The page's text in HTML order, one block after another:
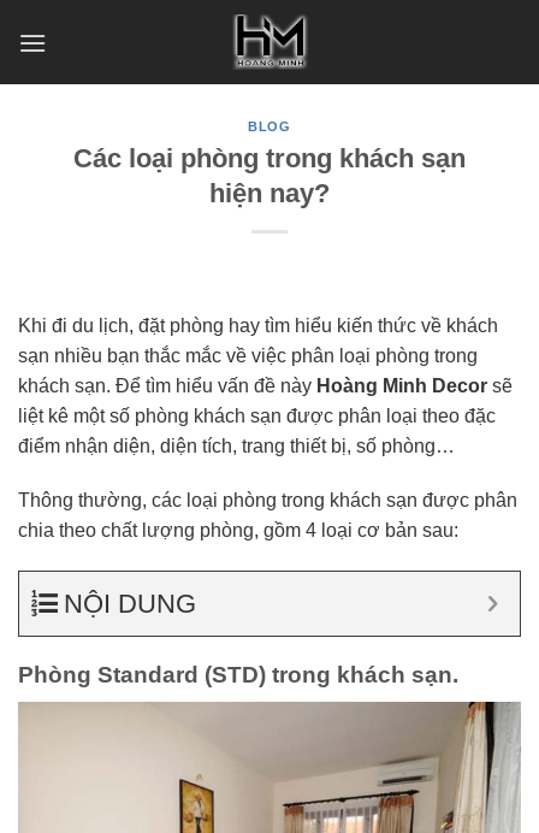
BLOG
Các loại phòng trong khách sạn
hiện nay?
Khi đi du lịch, đặt phòng hay tìm hiểu kiến thức về khách
sạn nhiều bạn thắc mắc về việc phân loại phòng trong
khách sạn. Để tìm hiểu vấn đề này Hoàng Minh Decor sẽ
liệt kê một số phòng khách sạn được phân loại theo đặc
điểm nhận diện, diện tích, trang thiết bị, số phòng…
Thông thường, các loại phòng trong khách sạn được phân
chia theo chất lượng phòng, gồm 4 loại cơ bản sau:
NỘI DUNG
Phòng Standard (STD) trong khách sạn.